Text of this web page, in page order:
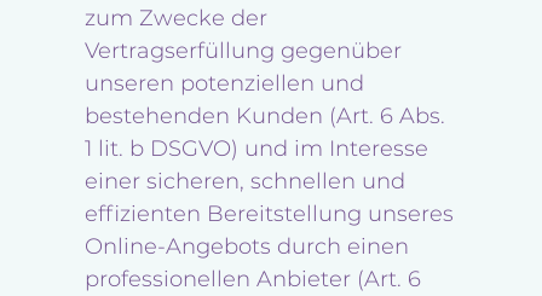
zum Zwecke der
Vertragserfüllung gegenüber
unseren potenziellen und
bestehenden Kunden (Art. 6 Abs.
1 lit. b DSGVO) und im Interesse
einer sicheren, schnellen und
effizienten Bereitstellung unseres
Online-Angebots durch einen
professionellen Anbieter (Art. 6